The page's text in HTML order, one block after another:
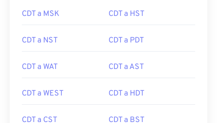
CDT a MSK CDT a HST
CDT a NST CDT a PDT
CDT a WAT CDT a AST
CDT a WEST CDT a HDT
CDT a CST CDT a BST